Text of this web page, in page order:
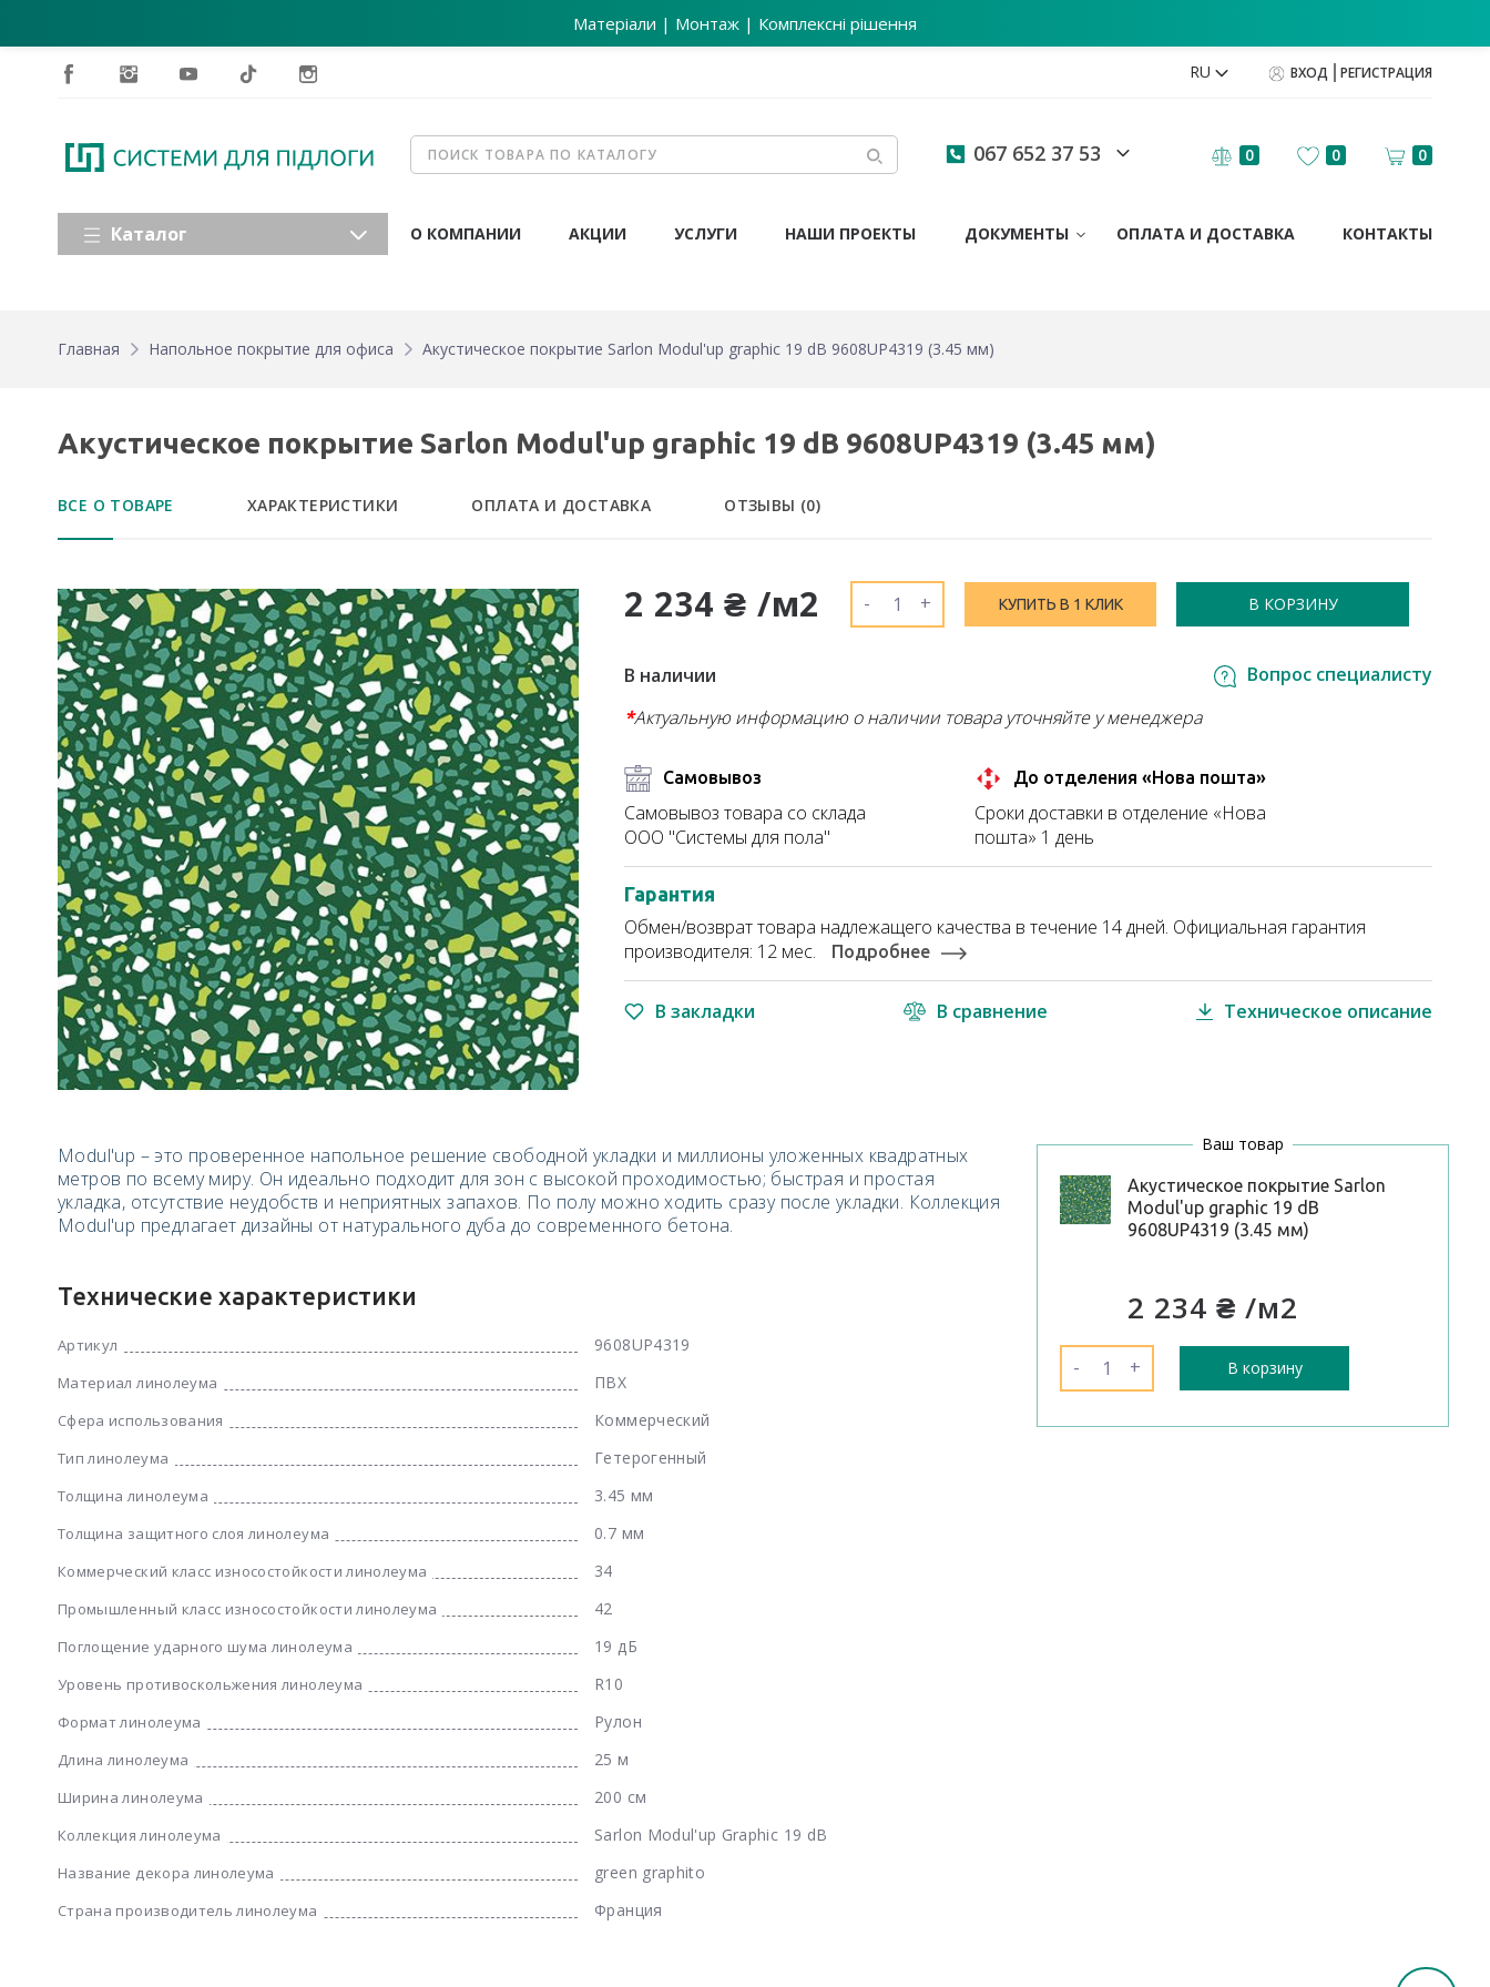
Матеріали | Монтаж | Комплексні рішення
RU ВХОД РЕГИСТРАЦИЯ
067 652 37 53 0 0 0
Каталог О КОМПАНИИ АКЦИИ УСЛУГИ НАШИ ПРОЕКТЫ ДОКУМЕНТЫ ОПЛАТА И ДОСТАВКА КОНТАКТЫ
Главная Напольное покрытие для офиса Акустическое покрытие Sarlon Modul'up graphic 19 dB 9608UP4319 (3.45 мм)
Акустическое покрытие Sarlon Modul'up graphic 19 dB 9608UP4319 (3.45 мм)
ВСЕ О ТОВАРЕ ХАРАКТЕРИСТИКИ ОПЛАТА И ДОСТАВКА ОТЗЫВЫ (0)
2 234 ₴ /м2 - + КУПИТЬ В 1 КЛИК В КОРЗИНУ
В наличии
Вопрос специалисту
*Актуальную информацию о наличии товара уточняйте у менеджера
Самовывоз
Самовывоз товара со склада
ООО "Системы для пола"
До отделения «Нова пошта»
Сроки доставки в отделение «Нова
пошта» 1 день
Гарантия
Обмен/возврат товара надлежащего качества в течение 14 дней. Официальная гарантия
производителя: 12 мес.
Подробнее
В закладки В сравнение Техническое описание
Modul'up – это проверенное напольное решение свободной укладки и миллионы уложенных квадратных
метров по всему миру. Он идеально подходит для зон с высокой проходимостью; быстрая и простая
укладка, отсутствие неудобств и неприятных запахов. По полу можно ходить сразу после укладки. Коллекция
Modul'up предлагает дизайны от натурального дуба до современного бетона.
Технические характеристики
Артикул 9608UP4319
Материал линолеума ПВХ
Сфера использования Коммерческий
Тип линолеума Гетерогенный
Толщина линолеума 3.45 мм
Толщина защитного слоя линолеума 0.7 мм
Коммерческий класс износостойкости линолеума 34
Промышленный класс износостойкости линолеума 42
Поглощение ударного шума линолеума 19 дБ
Уровень противоскольжения линолеума R10
Формат линолеума Рулон
Длина линолеума 25 м
Ширина линолеума 200 см
Коллекция линолеума Sarlon Modul'up Graphic 19 dB
Название декора линолеума green graphito
Страна производитель линолеума Франция
Ваш товар
Акустическое покрытие Sarlon
Modul'up graphic 19 dB
9608UP4319 (3.45 мм)
2 234 ₴/м2
- + В корзину